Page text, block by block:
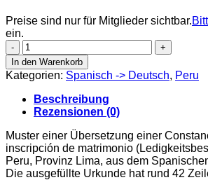
Preise sind nur für Mitglieder sichtbar.
ein.
Constancia
de
no
inscripción
de
matrimonio,
Peru
(Lima)
Menge
In den Warenkorb
Kategorien: Spanisch -> Deutsch, Peru
Beschreibung
Rezensionen (0)
Muster einer Übersetzung einer
inscripción de matrimonio
Peru, Provinz Lima, aus dem
Die ausgefüllte Urkunde hat rund 42